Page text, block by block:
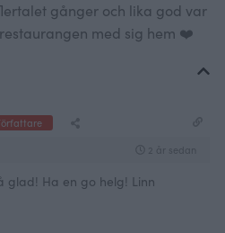
gånger och lika god var
med sig hem ❤️
2 år sedan
glad! Ha en go helg! Linn